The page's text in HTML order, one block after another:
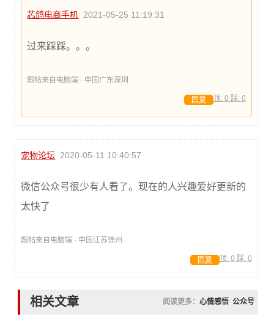
芯鸽电商手机 2021-05-25 11:19:31
过来踩踩。。。
跟帖来自电脑端 · 中国广东深圳
顶: 0 踩: 0
回复
宠物论坛 2020-05-11 10:40:57
微信公众号很少有人看了。现在的人兴趣爱好更新的
太快了
跟帖来自电脑端 · 中国江苏徐州
顶: 0 踩: 0
回复
相关文章 阅读更多： 心情感悟 公众号